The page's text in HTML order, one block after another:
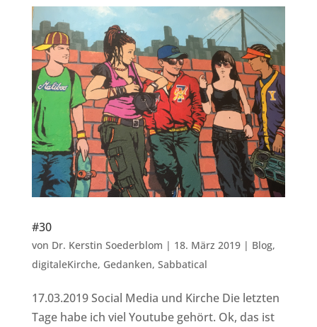
#30
von Dr. Kerstin Soederblom | 18. März 2019| Blog,
digitaleKirche, Gedanken, Sabbatical
17.03.2019 Social Media und Kirche Die letzten
Tage habe ich viel Youtube gehört. Ok, das ist